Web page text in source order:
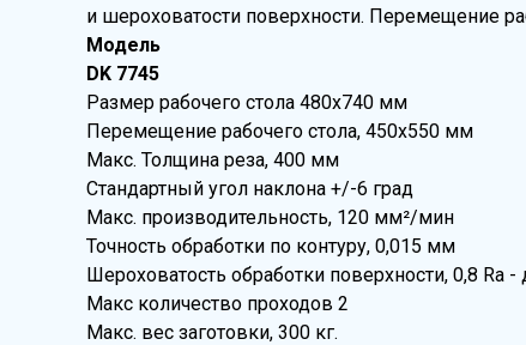
и шероховатости поверхности. Перемещение
Модель
DK 7745
Размер рабочего стола 480х740 мм
Перемещение рабочего стола, 450х550 мм
Макс. Толщина реза, 400 мм
Стандартный угол наклона +/-6 град
Макс. производительность, 120 мм²/мин
Точность обработки по контуру, 0,015 мм
Шероховатость обработки поверхности, 0,8 Ra
Макс количество проходов 2
Макс. вес заготовки, 300 кг.